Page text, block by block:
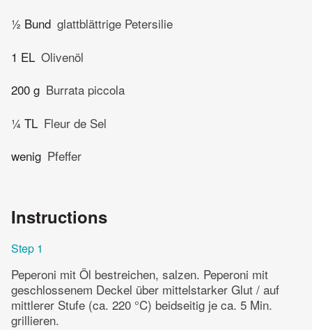
½ Bund glattblättrige Petersilie
1 EL Olivenöl
200 g Burrata piccola
¼ TL Fleur de Sel
wenig Pfeffer
Instructions
Step 1
Peperoni mit Öl bestreichen, salzen. Peperoni mit
geschlossenem Deckel über mittelstarker Glut / auf
mittlerer Stufe (ca. 220 °C) beidseitig je ca. 5 Min.
grillieren.